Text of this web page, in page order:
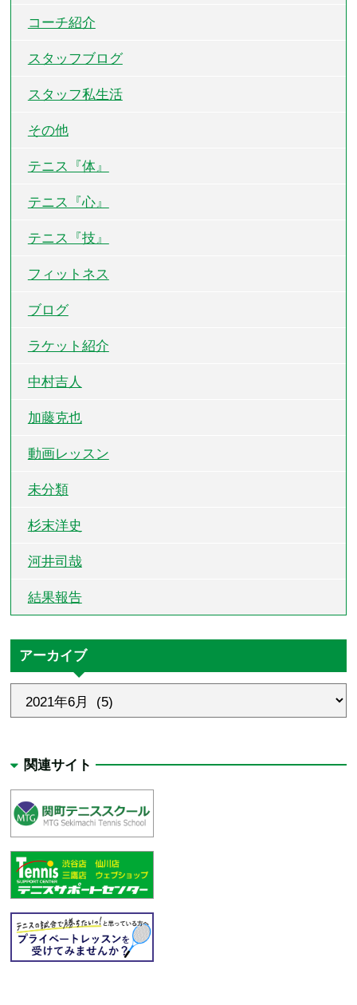
コーチ紹介
スタッフブログ
スタッフ私生活
その他
テニス『体』
テニス『心』
テニス『技』
フィットネス
ブログ
ラケット紹介
中村吉人
加藤克也
動画レッスン
未分類
杉末洋史
河井司哉
結果報告
アーカイブ
関連サイト